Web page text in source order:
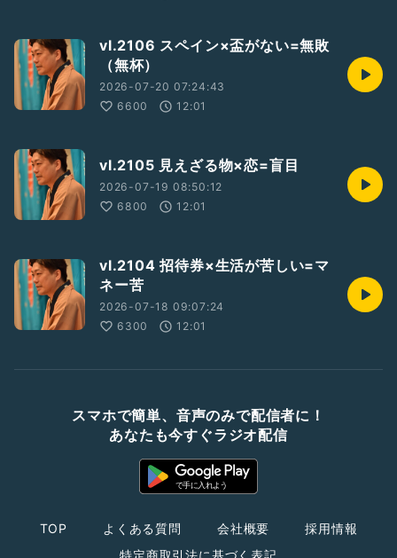
vl.2106 スペイン×盃がない=無敗
（無杯）
2026-07-20 07:24:43
6600
12:01
vl.2105 見えざる物×恋=盲目
2026-07-19 08:50:12
6800
12:01
vl.2104 招待券×生活が苦しい=マ
ネー苦
2026-07-18 09:07:24
6300
12:01
スマホで簡単、音声のみで配信者に！
あなたも今すぐラジオ配信
TOP よくある質問 会社概要
採用情報
特定商取引法に基づく表記